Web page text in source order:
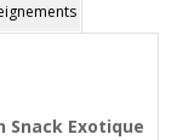
Snack Exotique